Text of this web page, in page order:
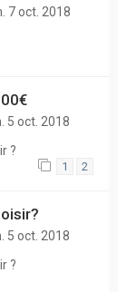
7 oct. 2018
5 oct. 2018
?
1 2
5 oct. 2018
?